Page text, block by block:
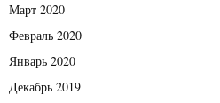
Март 2020
Февраль 2020
Январь 2020
Декабрь 2019